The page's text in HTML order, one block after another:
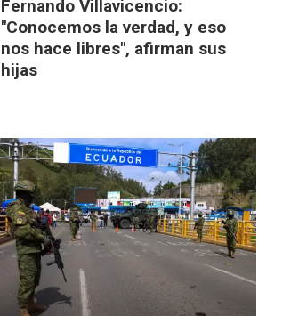
Fernando Villavicencio:
"Conocemos la verdad, y eso
nos hace libres", afirman sus
hijas